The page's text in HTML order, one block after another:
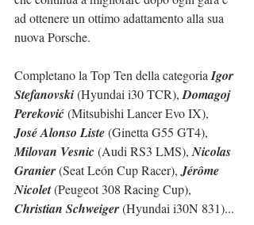
ad ottenere un ottimo adattamento alla sua
nuova Porsche.
Completano la Top Ten della categoria Igor
Stefanovski (Hyundai i30 TCR), Domagoj
Pereković (Mitsubishi Lancer Evo IX),
José Alonso Liste (Ginetta G55 GT4),
Milovan Vesnic (Audi RS3 LMS), Nicolas
Granier (Seat León Cup Racer), Jérôme
Nicolet (Peugeot 308 Racing Cup),
Christian Schweiger (Hyundai i30N 831)...